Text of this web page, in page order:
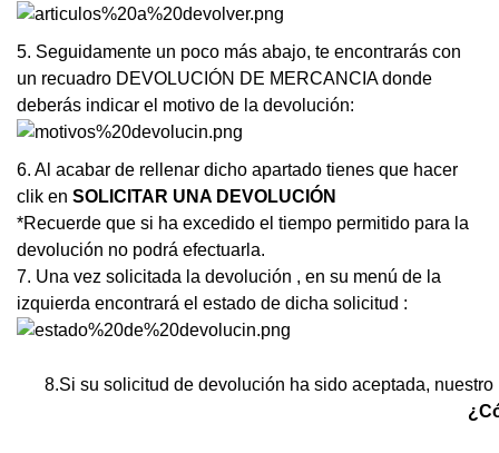
5. Seguidamente un poco más abajo, te encontrarás con
un recuadro DEVOLUCIÓN DE MERCANCIA donde
deberás indicar el motivo de la devolución:
6. Al acabar de rellenar dicho apartado tienes que hacer
clik en SOLICITAR UNA DEVOLUCIÓN
*Recuerde que si ha excedido el tiempo permitido para la
devolución no podrá efectuarla.
7. Una vez solicitada la devolución , en su menú de la
izquierda encontrará el estado de dicha solicitud :
8.Si su solicitud de devolución ha sido aceptada,